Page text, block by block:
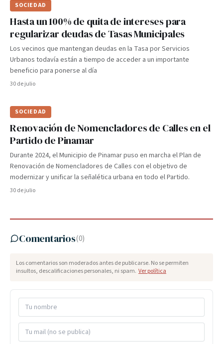
SOCIEDAD
Hasta un 100% de quita de intereses para
regularizar deudas de Tasas Municipales
Los vecinos que mantengan deudas en la Tasa por Servicios
Urbanos todavía están a tiempo de acceder a un importante
beneficio para ponerse al día
30 de julio
SOCIEDAD
Renovación de Nomencladores de Calles en el
Partido de Pinamar
Durante 2024, el Municipio de Pinamar puso en marcha el Plan de
Renovación de Nomencladores de Calles con el objetivo de
modernizar y unificar la señalética urbana en todo el Partido.
30 de julio
Comentarios(0)
Los comentarios son moderados antes de publicarse. No se permiten
insultos, descalificaciones personales, ni spam. Ver política